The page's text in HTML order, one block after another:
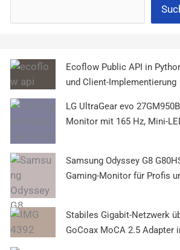
Ecoflow Public API in
und Client-Implementierung
LG UltraGear evo
Monitor mit 165 Hz, Mini-
Samsung Odyssey G8
Gaming-Monitor für Profis
Stabiles Gigabit-Netzwerk
GoCoax MoCA 2.5 Adapter